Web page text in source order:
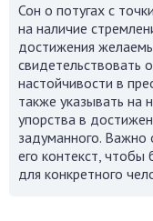
Сон о потугах с
на наличие
достижения
свидетельствовать
настойчивости в
также указывать на
упорства в
задуманного. Важно
его контекст, чтобы
для конкретного